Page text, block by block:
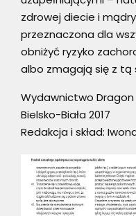
zdrowej diecie i
przeznaczona dla
obniżyć ryzyko
albo zmagają się z tą
Wydawnictwo Dragon
Bielsko-Biała 2017
Redakcja i skład: